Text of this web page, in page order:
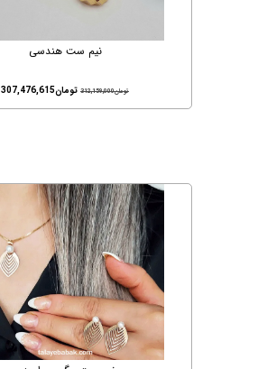
نیم ست هندسی
تومان312,159,000 تومان307,476,615